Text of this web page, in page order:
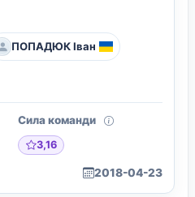
ПОПАДЮК Іван
Сила команди
3,16
2018-04-23